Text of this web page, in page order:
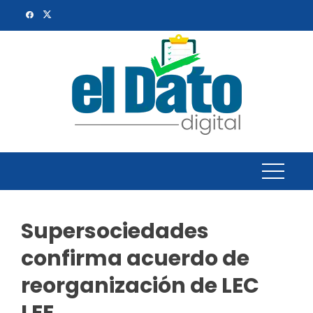
Supersociedades
confirma acuerdo de
reorganización de LEC